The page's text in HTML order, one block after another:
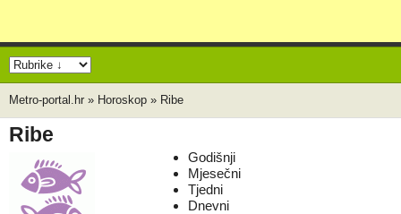
Metro-portal.hr » Horoskop » Ribe
Ribe
Godišnji
Mjesečni
Tjedni
Dnevni